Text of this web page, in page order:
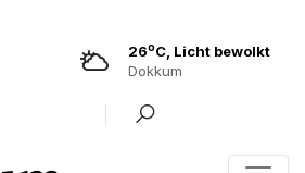
26oC, Licht bewolkt
Dokkum